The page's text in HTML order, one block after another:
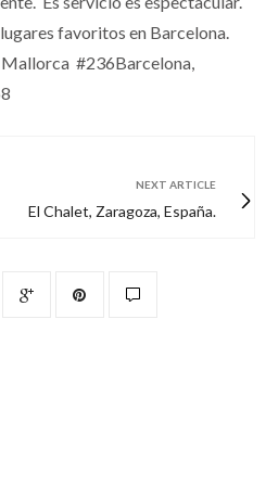
favoritos en Barcelona.
Mallorca #236Barcelona,
NEXT ARTICLE
El Chalet, Zaragoza, España.